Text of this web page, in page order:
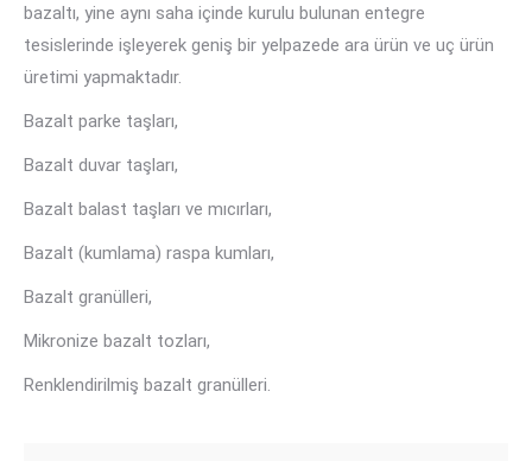
bazaltı, yine aynı saha içinde kurulu bulunan entegre
tesislerinde işleyerek geniş bir yelpazede ara ürün ve uç ürün
üretimi yapmaktadır.
Bazalt parke taşları,
Bazalt duvar taşları,
Bazalt balast taşları ve mıcırları,
Bazalt (kumlama) raspa kumları,
Bazalt granülleri,
Mikronize bazalt tozları,
Renklendirilmiş bazalt granülleri.